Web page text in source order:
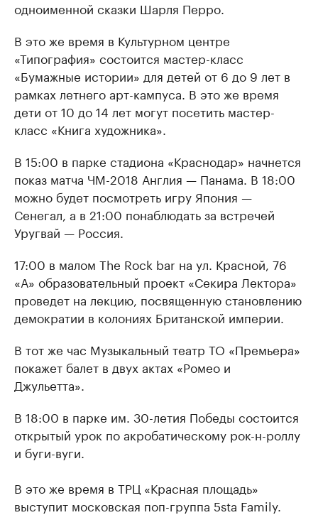
одноименной сказки Шарля Перро.
В это же время в Культурном центре
«Типография» состоится мастер-класс
«Бумажные истории» для детей от 6 до 9 лет в
рамках летнего арт-кампуса. В это же время
дети от 10 до 14 лет могут посетить мастер-
класс «Книга художника».
В 15:00 в парке стадиона «Краснодар» начнется
показ матча ЧМ-2018 Англия — Панама. В 18:00
можно будет посмотреть игру Япония —
Сенегал, а в 21:00 понаблюдать за встречей
Уругвай — Россия.
17:00 в малом The Rock bar на ул. Красной, 76
«А» образовательный проект «Секира Лектора»
проведет на лекцию, посвященную становлению
демократии в колониях Британской империи.
В тот же час Музыкальный театр ТО «Премьера»
покажет балет в двух актах «Ромео и
Джульетта».
В 18:00 в парке им. 30-летия Победы состоится
открытый урок по акробатическому рок-н-роллу
и буги-вуги.
В это же время в ТРЦ «Красная площадь»
выступит московская поп-группа 5sta Family.